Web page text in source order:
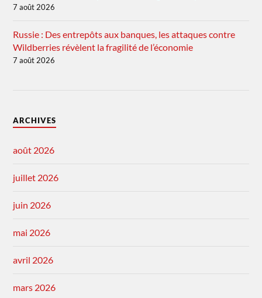
7 août 2026
Russie : Des entrepôts aux banques, les attaques contre
Wildberries révèlent la fragilité de l’économie
7 août 2026
ARCHIVES
août 2026
juillet 2026
juin 2026
mai 2026
avril 2026
mars 2026